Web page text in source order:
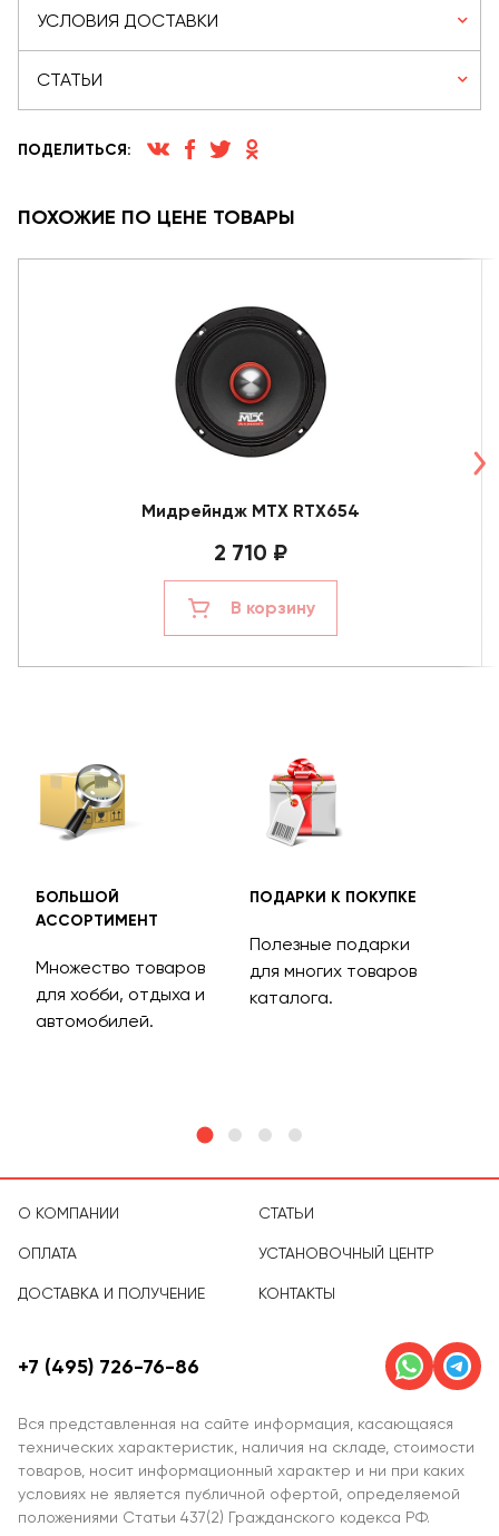
УСЛОВИЯ ДОСТАВКИ
СТАТЬИ
ПОДЕЛИТЬСЯ:
ПОХОЖИЕ ПО ЦЕНЕ ТОВАРЫ
Мидрейндж MTX RTX654
2 710 ₽
В корзину
БОЛЬШОЙ
АССОРТИМЕНТ
Множество товаров
для хобби, отдыха и
автомобилей.
ПОДАРКИ К ПОКУПКЕ
Полезные подарки
для многих товаров
каталога.
О КОМПАНИИ
ОПЛАТА
ДОСТАВКА И ПОЛУЧЕНИЕ
СТАТЬИ
УСТАНОВОЧНЫЙ ЦЕНТР
КОНТАКТЫ
Вся представленная на сайте информация, касающаяся
технических характеристик, наличия на складе, стоимости
товаров, носит информационный характер и ни при каких
условиях не является публичной офертой, определяемой
положениями Статьи 437(2) Гражданского кодекса РФ.
+7 (495) 726-76-86